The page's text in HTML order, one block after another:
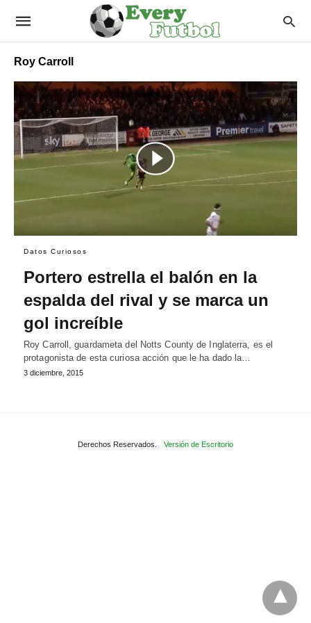
Roy Carroll
Datos Curiosos
Portero estrella el balón en la
espalda del rival y se marca un
gol increíble
Roy Carroll, guardameta del Notts County de Inglaterra, es el
protagonista de esta curiosa acción que le ha dado la…
3 diciembre, 2015
Derechos Reservados. Versión de Escritorio